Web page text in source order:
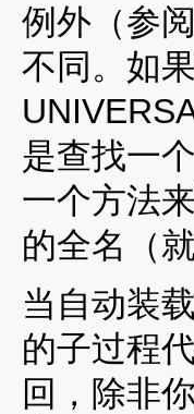
例外（参
不同。如
是查找一
一个方法
的全名（
当自动装
的子过程
回，除非